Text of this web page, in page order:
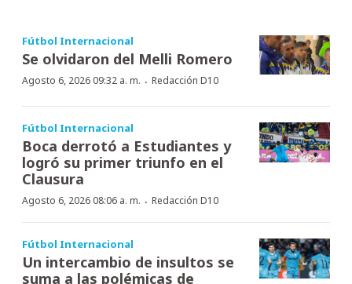
Fútbol Internacional
Se olvidaron del Melli Romero
Agosto 6, 2026 09:32 a. m. · Redacción D10
Fútbol Internacional
Boca derrotó a Estudiantes y
logró su primer triunfo en el
Clausura
Agosto 6, 2026 08:06 a. m. · Redacción D10
Fútbol Internacional
Un intercambio de insultos se
suma a las polémicas de